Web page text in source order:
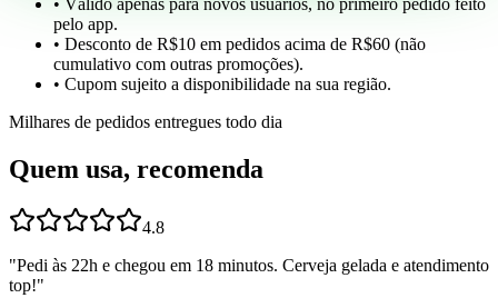
pelo app.
• Desconto de R$10 em pedidos acima de R$60 (não
cumulativo com outras promoções).
• Cupom sujeito a disponibilidade na sua região.
Milhares de pedidos entregues todo dia
Quem usa, recomenda
4.8
"Pedi às 22h e chegou em 18 minutos. Cerveja gelada e atendimento
top!"